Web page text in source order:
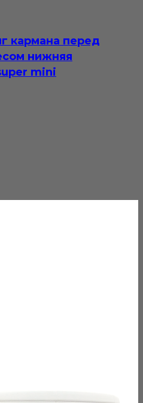
кармана перед
нижняя
mini